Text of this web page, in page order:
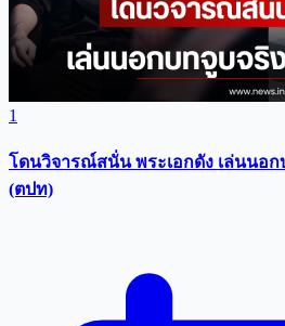
1
โดนวิจารณ์สนั่น พระเอกดัง เล่นนอ
(ตปท)